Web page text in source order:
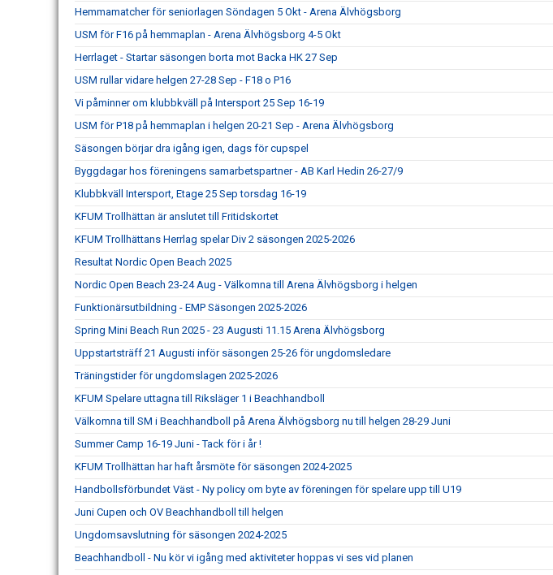
Hemmamatcher för seniorlagen Söndagen 5 Okt - Arena Älvhögsborg
USM för F16 på hemmaplan - Arena Älvhögsborg 4-5 Okt
Herrlaget - Startar säsongen borta mot Backa HK 27 Sep
USM rullar vidare helgen 27-28 Sep - F18 o P16
Vi påminner om klubbkväll på Intersport 25 Sep 16-19
USM för P18 på hemmaplan i helgen 20-21 Sep - Arena Älvhögsborg
Säsongen börjar dra igång igen, dags för cupspel
Byggdagar hos föreningens samarbetspartner - AB Karl Hedin 26-27/9
Klubbkväll Intersport, Etage 25 Sep torsdag 16-19
KFUM Trollhättan är anslutet till Fritidskortet
KFUM Trollhättans Herrlag spelar Div 2 säsongen 2025-2026
Resultat Nordic Open Beach 2025
Nordic Open Beach 23-24 Aug - Välkomna till Arena Älvhögsborg i helgen
Funktionärsutbildning - EMP Säsongen 2025-2026
Spring Mini Beach Run 2025 - 23 Augusti 11.15 Arena Älvhögsborg
Uppstartsträff 21 Augusti inför säsongen 25-26 för ungdomsledare
Träningstider för ungdomslagen 2025-2026
KFUM Spelare uttagna till Riksläger 1 i Beachhandboll
Välkomna till SM i Beachhandboll på Arena Älvhögsborg nu till helgen 28-29 Juni
Summer Camp 16-19 Juni - Tack för i år !
KFUM Trollhättan har haft årsmöte för säsongen 2024-2025
Handbollsförbundet Väst - Ny policy om byte av föreningen för spelare upp till U19
Juni Cupen och OV Beachhandboll till helgen
Ungdomsavslutning för säsongen 2024-2025
Beachhandboll - Nu kör vi igång med aktiviteter hoppas vi ses vid planen